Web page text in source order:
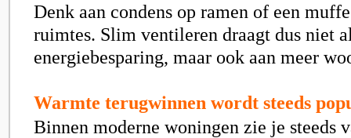
Denk aan condens op ramen of een
ruimtes. Slim ventileren draagt dus niet
energiebesparing, maar ook aan meer
Warmte terugwinnen wordt steeds
Binnen moderne woningen zie je steeds